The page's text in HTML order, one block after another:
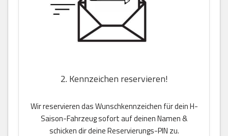
2. Kennzeichen reservieren!
Wir reservieren das Wunschkennzeichen für dein H-
Saison-Fahrzeug sofort auf deinen Namen &
schicken dir deine Reservierungs-PIN zu.